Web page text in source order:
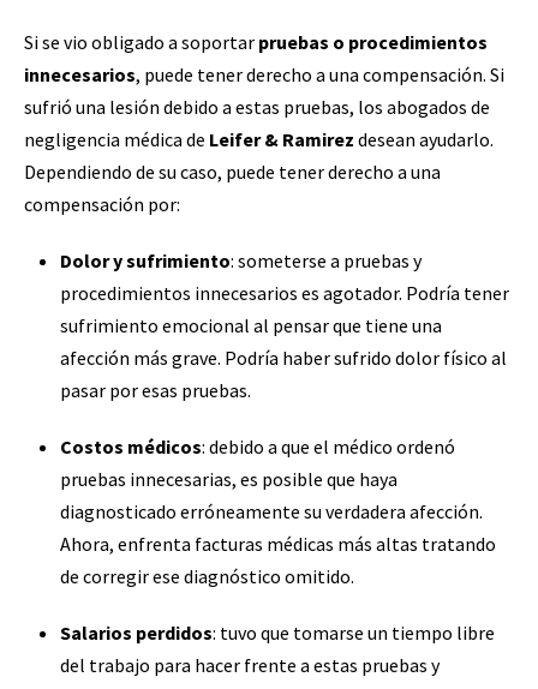
Si se vio obligado a soportar pruebas o procedimientos
innecesarios, puede tener derecho a una compensación. Si
sufrió una lesión debido a estas pruebas, los abogados de
negligencia médica de Leifer & Ramirez desean ayudarlo.
Dependiendo de su caso, puede tener derecho a una
compensación por:
Dolor y sufrimiento: someterse a pruebas y
procedimientos innecesarios es agotador. Podría tener
sufrimiento emocional al pensar que tiene una
afección más grave. Podría haber sufrido dolor físico al
pasar por esas pruebas.
Costos médicos: debido a que el médico ordenó
pruebas innecesarias, es posible que haya
diagnosticado erróneamente su verdadera afección.
Ahora, enfrenta facturas médicas más altas tratando
de corregir ese diagnóstico omitido.
Salarios perdidos: tuvo que tomarse un tiempo libre
del trabajo para hacer frente a estas pruebas y